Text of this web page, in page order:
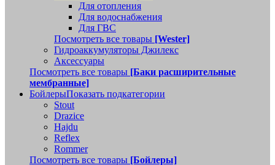
Для отопления
Для водоснабжения
Для ГВС
Посмотреть все товары [Wester]
Гидроаккумуляторы Джилекс
Аксессуары
Посмотреть все товары [Баки расширительные
мембранные]
БойлерыПоказать подкатегории
Stout
Drazice
Hajdu
Reflex
Rommer
Посмотреть все товары [Бойлеры]